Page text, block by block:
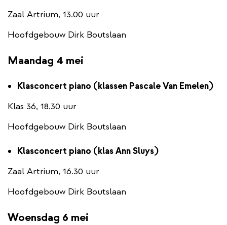
Zaal Artrium, 13.00 uur
Hoofdgebouw Dirk Boutslaan
Maandag 4 mei
Klasconcert piano (klassen Pascale Van Emelen)
Klas 36, 18.30 uur
Hoofdgebouw Dirk Boutslaan
Klasconcert piano (klas Ann Sluys)
Zaal Artrium, 16.30 uur
Hoofdgebouw Dirk Boutslaan
Woensdag 6 mei